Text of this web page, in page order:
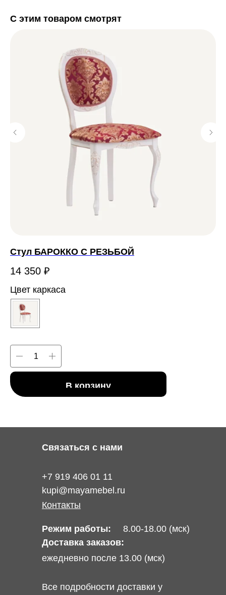
С этим товаром смотрят
Стул БАРОККО С РЕЗЬБОЙ
14 350 ₽
Цвет каркаса
В корзину
Связаться с нами
Режим работы:
Доставка заказов:
+7 919 406 01 11
kupi@mayamebel.ru
Все подробности доставки у
ежедневно после 13.00 (мск)
8.00-18.00 (мск)
Контакты